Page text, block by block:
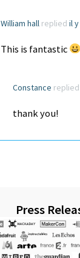
William hall replied il
This is fantastic
Constance replied
thank you!
Press